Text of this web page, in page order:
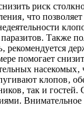
риск
что
Также
помогает
так и